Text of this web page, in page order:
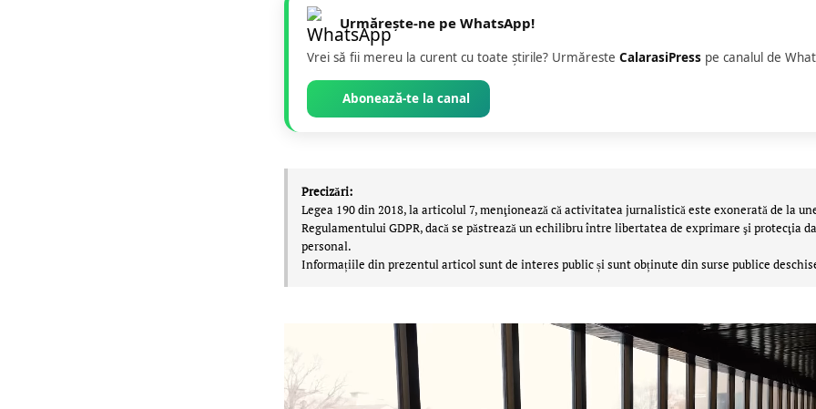
Urmărește-ne pe WhatsApp!
Vrei să fii mereu la curent cu toate știrile? Urmăreste CalarasiPress pe canalul de
Abonează-te la canal
Precizări:
Legea 190 din 2018, la articolul 7, menţionează că activitatea jurnalistică este exonerată de la
Regulamentului GDPR, dacă se păstrează un echilibru între libertatea de exprimare şi protecţia
personal.
Informațiile din prezentul articol sunt de interes public și sunt obținute din surse publice